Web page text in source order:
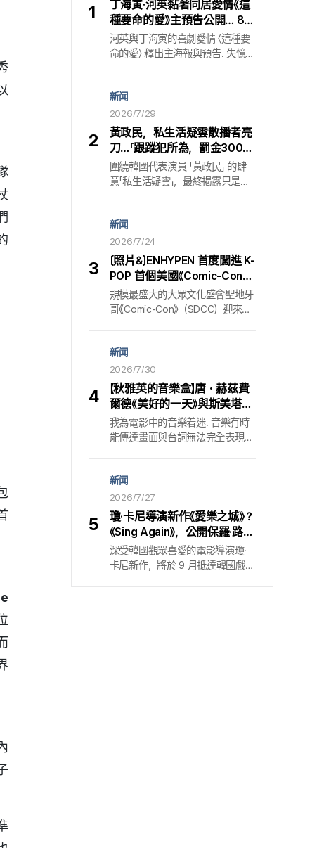
1
丁海寅·河英黏著同居愛情《這
種要命的愛》主預告公開… 8月
7日登陸Netflix
河英與丁海寅的喜劇愛情 〈這種要
命的愛〉 釋出主海報與預告. 失憶檢
於 7 月 24 日公開主海報與預告.
〈這種要命的愛〉 是一部浪漫喜劇，
描寫被記憶蒙上陰影的檢察官高恩
塞一角由河英飾演；而自稱是男
友、堅持要追隨的拳擊教練張太河
一角則由丁海寅飾演，兩人在全新
相遇中展開讓人心動又黏著的同居
放的歡樂日常與神秘 公開的主預
告中，呈現了失去記憶後醒來的恩
塞與太河的初次相遇，以及在「龜
津甜餅小鎮」背景下發生的各種逗
趣事件. 儘管在平靜的日常之中，
恩塞支離破碎的記憶與太河疑雲重
好奇心. 8月7日透過Netflix與全球
觀眾相會 堅實的故事與製作陣容
2
新闻
2026/7/29
黃政民，私生活疑雲散播者亮
刀…「跟蹤犯所為，罰金300萬
韓元」
圍繞韓國代表演員 「黃政民」 的肆
意「私生活疑雲」，最終揭露只是某
持續犯下 「跟蹤犯罪」 的嫌疑犯，並
預告將祭出毫不妥協的重拳. 走上
法律審判台的跟蹤狂，虛假爆料的
始末29日，「黃政民」的所屬公司
「Sam Company」 發表正式立場，
針對眼前事態表明強硬態度. 依所
屬公司說法，近來在網路上肆虐的
重到去年已進行刑事告訴. 司法機
關的判斷同樣明確. 法院對該名嫌
疑犯命令了三次的 「接近禁止」 等
暫時性處分，最終則在認定跟蹤指
控成立後，發布 「罰金300萬韓元」
的簡易命令. 換言之，這已不只是
近期透過社群網站（SNS）迅速擴
散的一則不明出處的貼文.
3
新闻
2026/7/24
〔照片&〕ENHYPEN 首度闖進 K-
POP 首個美國《Comic-Con》
……〈Dark Moon〉累積 2 億次
觀看的粉絲集結
規模最盛大的大眾文化盛會聖地牙
哥《Comic-Con》（SDCC）迎來了
（當地時間）於美國聖地牙哥會展
中心舉行的活動中以座談嘉賓身分
登場，與累積觀看次數突破 2 億次
的熱門網路漫畫『Dark Moon』的全
球粉絲相遇，證明了 K 內容的嶄新
擴展性. 2 億次觀看的神話，站上
《Comic-Con》核心的 K-Story IP這
事『Dark Moon』. 描寫吸血鬼少年
敘事的網路漫畫『Dark Moon：月
之祭壇』創下全球累積觀看次數 2
億次的驚人紀錄，目前正以動畫與
網路小說等各方面的二次創作為基
礎，讓世界觀向四面八方延伸. 成
員們的真實個性與喜好被細膩地融
4
新闻
2026/7/30
【秋雅英的音樂盒】唐・赫茲費
爾德《美好的一天》與斯美塔那
〈伏爾塔瓦〉蘊含的生命之美
我為電影中的音樂着迷. 音樂有時
能傳達畫面與台詞無法完全表現的
解電影配樂是接近電影的一種路
徑. 《秋雅英的音樂盒》透過音樂，
更貼近地傾聽電影的聲音. （P. S.
希望您在聽音樂的同時閱讀本文.
）導演唐・赫茲費爾德的動畫片
〈美好的一天〉 (It’s Such a Beautiful
Day) 以一名記憶逐漸消失的男子
5
新闻
2026/7/27
瓊·卡尼導演新作《愛樂之城》？
《Sing Again》，公開保羅·路德
X 妮克·喬納斯會面內容的宣傳
預告片，確定 9 月 2 日上映
深受韓國觀眾喜愛的電影導演瓊·
卡尼新作，將於 9 月抵達韓國戲